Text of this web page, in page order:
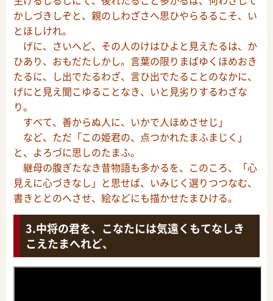
かしづきしぞと、親のしわざさへ思ひやらるるこそ、い
とほしけれ。
げに、さいへど、その人のけはひよと見えたるは、か
ひあり、おもだたしかし。言葉の限りまばゆくほめおき
たるに、し出でたるわざ、言ひ出でたることのなかに、
げにと見え聞こゆることなき、いと見劣りするわざな
り。
すべて、善からぬ人に、いかで人ほめさせじ」
など、ただ「この姫君の、点つかれたまふまじく」
と、よろづに思しのたまふ。
継母の腹ぎたなき昔物語も多かるを、このころ、「心
見えに心づきなし」と思せば、いみじく選りつつなむ、
書きととのへさせ、絵などにも描かせたまひける。
中将の君を、こなたには気遠くもてなしき
こえたまへれど、